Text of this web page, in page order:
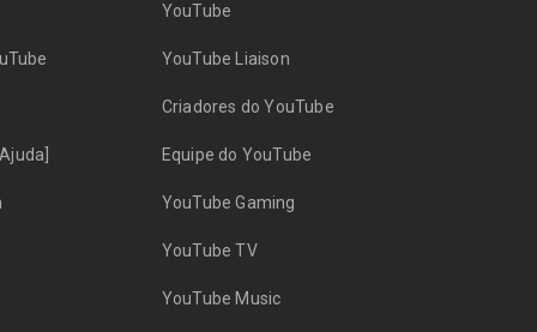
YouTube
YouTube Liaison
Criadores do YouTube
Equipe do YouTube
YouTube Gaming
YouTube TV
YouTube Music